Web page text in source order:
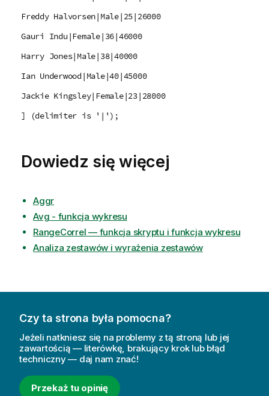
Freddy Halvorsen|Male|25|26000
Gauri Indu|Female|36|46000
Harry Jones|Male|38|40000
Ian Underwood|Male|40|45000
Jackie Kingsley|Female|23|28000
] (delimiter is '|');
Dowiedz się więcej
Aggr
Avg - funkcja wykresu
RangeCorrel — funkcja skryptu i funkcja wykresu
Analiza zestawów i wyrażenia zestawów
Czy ta strona była pomocna?
Jeżeli natkniesz się na problemy z tą stroną lub jej
zawartością — literówkę, brakujący krok lub błąd
techniczny — daj nam znać!
Przekaż tu opinię